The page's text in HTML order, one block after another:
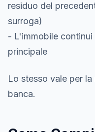
residuo del
surroga)
- L'immobile
principale
Lo stesso vale per
banca.